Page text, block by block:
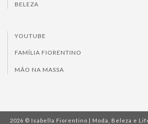
BELEZA
YOUTUBE
FAMÍLIA FIORENTINO
MÃO NA MASSA
2026 © Isabella Fiorentino | Moda, Beleza e